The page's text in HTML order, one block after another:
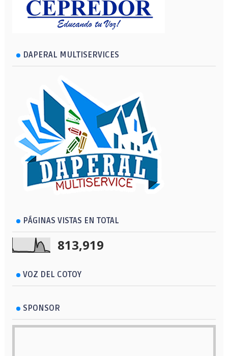
DAPERAL MULTISERVICES
PÁGINAS VISTAS EN TOTAL
813,919
VOZ DEL COTOY
SPONSOR